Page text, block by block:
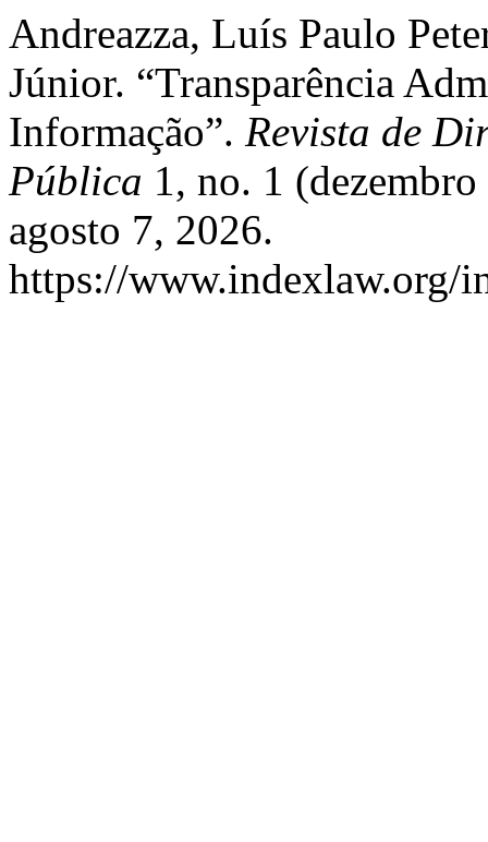
Andreazza, Luís Paulo
Júnior. “Transparência
Informação”. Revista de
Pública 1, no. 1
agosto 7, 2026.
https://www.indexlaw.org/